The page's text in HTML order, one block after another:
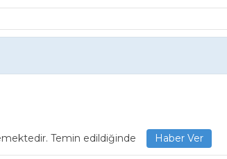
Temin edildiğinde